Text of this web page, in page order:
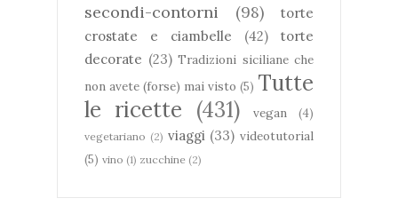
secondi-contorni (98)
torte
crostate e ciambelle
(42)
torte
decorate (23) Tradizioni siciliane che
non avete (forse) mai visto (5) Tutte
le ricette (431) vegan (4)
vegetariano (2) viaggi (33) videotutorial
(5) vino (1) zucchine (2)